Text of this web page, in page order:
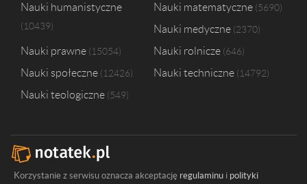
Nauki humanistyczne
10439
Nauki matematyczne 5690
Nauki medyczne 2370
Nauki prawne 15054 Nauki rolnicze 646
Nauki społeczne 12426 Nauki techniczne 14792
Nauki teologiczne 549
Korzystanie z serwisu oznacza akceptację regulaminu i polityki